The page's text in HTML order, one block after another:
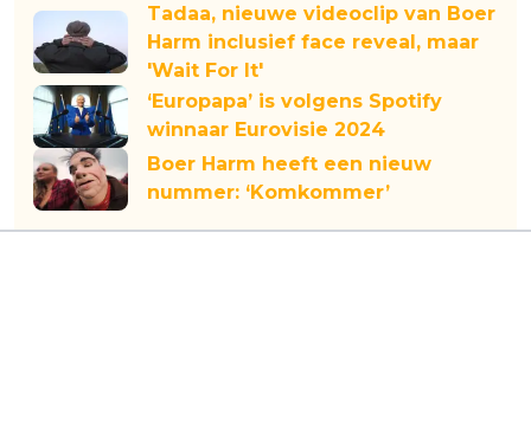
Tadaa, nieuwe videoclip van Boer
Harm inclusief face reveal, maar
'Wait For It'
‘Europapa’ is volgens Spotify
winnaar Eurovisie 2024
Boer Harm heeft een nieuw
nummer: ‘Komkommer’